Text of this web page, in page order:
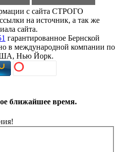
с сайта СТРОГО
на источник, а так же
сайта.
гарантированное Бернской
в международной компании по
Нью Йорк.
ближайшее время.